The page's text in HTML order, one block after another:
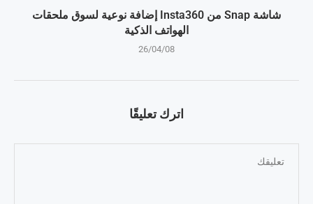
شاشة Snap من Insta360 إضافة نوعية لسوق ملحقات
الهواتف الذكية
26/04/08
اترك تعليقًا